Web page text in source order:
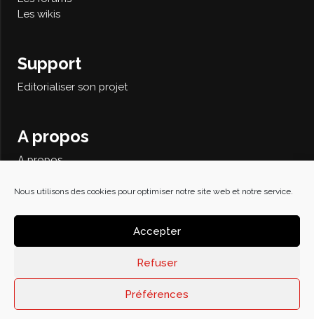
Nous utilisons des cookies pour optimiser notre site web et notre service.
Accepter
Refuser
Préférences
Les wikis
Support
Editorialiser son projet
A propos
A propos
Recherche avancée